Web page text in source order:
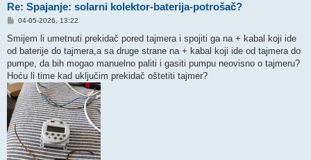
Re: Spajanje: solarni kolektor-baterija-potrošač?
P
s
04-05-2026, 13:22
Smijem li umetnuti prekidač pored tajmera i spojiti ga na + kabal koji ide
od baterije do tajmera,a sa druge strane na + kabal koji ide od tajmera do
pumpe, da bih mogao manuelno paliti i gasiti pumpu neovisno o tajmeru?
Hoću li time kad uključim prekidač oštetiti tajmer?